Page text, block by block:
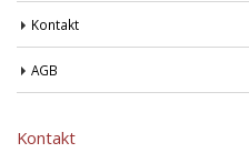
Kontakt
AGB
Kontakt